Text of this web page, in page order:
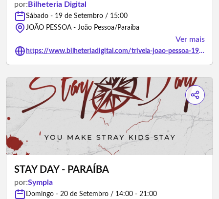
por: Bilheteria Digital
Sábado - 19 de Setembro / 15:00
JOÃO PESSOA - João Pessoa/Paraíba
Ver mais
https://www.bilheteriadigital.com/trivela-joao-pessoa-19-de-setembro
STAY DAY - PARAÍBA
por:Sympla
Domingo - 20 de Setembro / 14:00 - 21:00